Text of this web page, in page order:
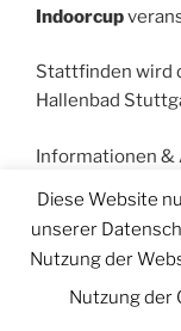
Indoorcup
Stattfinden wird
Hallenbad
Informationen &
Wir freuen uns
Diese Website
unserer
Nutzung der
Nutzung der